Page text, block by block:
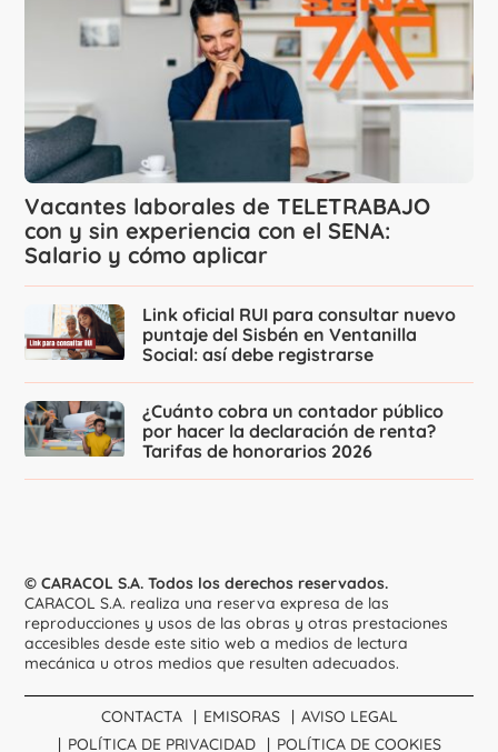
Vacantes laborales de TELETRABAJO
con y sin experiencia con el SENA:
Salario y cómo aplicar
Link oficial RUI para consultar nuevo
puntaje del Sisbén en Ventanilla
Social: así debe registrarse
¿Cuánto cobra un contador público
por hacer la declaración de renta?
Tarifas de honorarios 2026
© CARACOL S.A. Todos los derechos reservados.
CARACOL S.A. realiza una reserva expresa de las
reproducciones y usos de las obras y otras prestaciones
accesibles desde este sitio web a medios de lectura
mecánica u otros medios que resulten adecuados.
CONTACTA EMISORAS
AVISO LEGAL
POLÍTICA DE PRIVACIDAD
POLÍTICA DE COOKIES